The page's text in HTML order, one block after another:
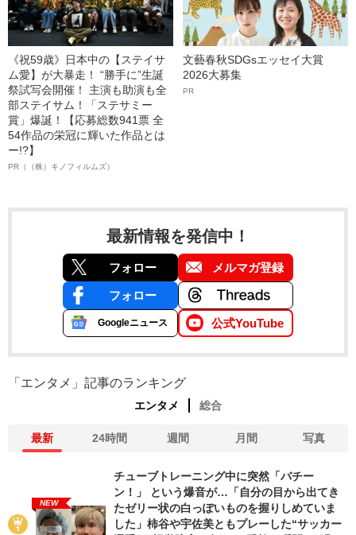
《祝59歳》日本中の【ステイサ
ム愛】が大暴走！ “勝手に”生誕
祭試写会開催！ 主演も助演も全
部ステイサム！「ステサミー
賞」爆誕！【応募総数941票 全
54作品の栄冠に輝いた作品とは
ー!?】
PR（（株）キノフィルムズ）
文藝春秋SDGsエッセイ大賞
2026大募集
PR
最新情報を発信中！
フォロー メルマガ登録
フォロー
Googleニュース 公式YouTube
「エンタメ」記事のランキング
エンタメ 総合
最新 24時間 週間 月間 写真
NEW
チューブトレーニング中に突然「バチー
ン！」 という爆音が…「自分の目から出てき
たゼリー状の白っぽいものを握りしめていま
した」柿谷や宇佐美ともプレーした“サッカー